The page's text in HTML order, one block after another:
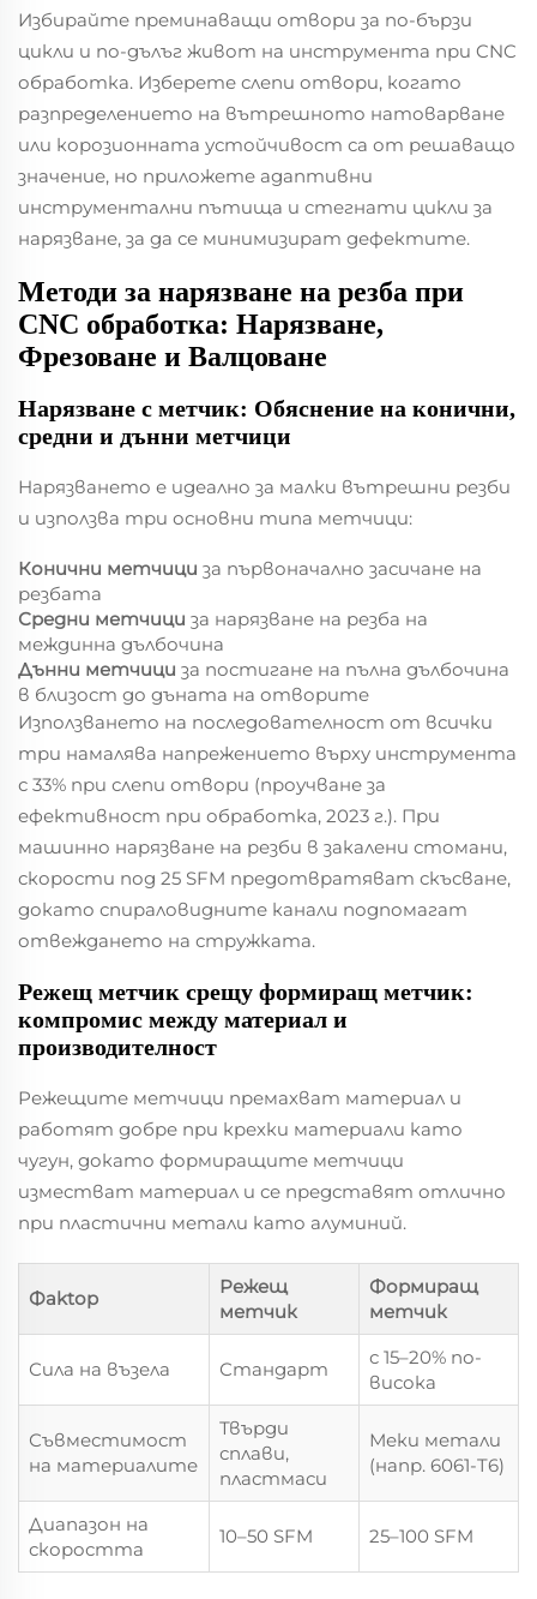
Избирайте преминаващи отвори за по-бързи
цикли и по-дълъг живот на инструмента при CNC
обработка. Изберете слепи отвори, когато
разпределението на вътрешното натоварване
или корозионната устойчивост са от решаващо
значение, но приложете адаптивни
инструментални пътища и стегнати цикли за
нарязване, за да се минимизират дефектите.
Методи за нарязване на резба при
CNC обработка: Нарязване,
Фрезоване и Валцоване
Нарязване с метчик: Обяснение на конични,
средни и дънни метчици
Нарязването е идеално за малки вътрешни резби
и използва три основни типа метчици:
Конични метчици за първоначално засичане на
резбата
Средни метчици за нарязване на резба на
междинна дълбочина
Дънни метчици за постигане на пълна дълбочина
в близост до дъната на отворите
Използването на последователност от всички
три намалява напрежението върху инструмента
с 33% при слепи отвори (проучване за
ефективност при обработка, 2023 г.). При
машинно нарязване на резби в закалени стомани,
скорости под 25 SFM предотвратяват скъсване,
докато спираловидните канали подпомагат
отвеждането на стружката.
Режещ метчик срещу формиращ метчик:
компромис между материал и
производителност
Режещите метчици премахват материал и
работят добре при крехки материали като
чугун, докато формиращите метчици
изместват материал и се представят отлично
при пластични метали като алуминий.
Фaktор
Режещ
метчик
Формиращ
метчик
Сила на възела Стандарт
с 15–20% по-
висока
Съвместимост
на материалите
Твърди
сплави,
пластмаси
Меки метали
(напр. 6061-T6)
Диапазон на
скоростта
10–50 SFM 25–100 SFM